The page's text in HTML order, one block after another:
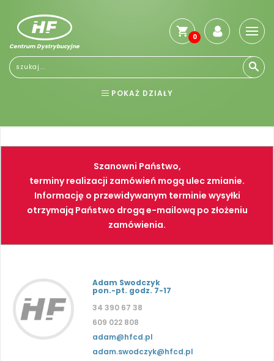
Centrum Dystrybucyjne
0
POKAŻ DZIAŁY
NARZĘDZIA SPAWALNICTWO
FARBY PNEUMATYKA
Szanowni Państwo,
terminy realizacji zamówień mogą ulec zmianie.
Informację o przewidywanym terminie wysyłki
otrzymają Państwo drogą e-mailową po złożeniu
zamówienia.
Adam Swodczyk
pon.-pt. godz. 7-17
34 390 67 38
609 022 808
adam@hfcd.pl
adam.swodczyk@hfcd.pl